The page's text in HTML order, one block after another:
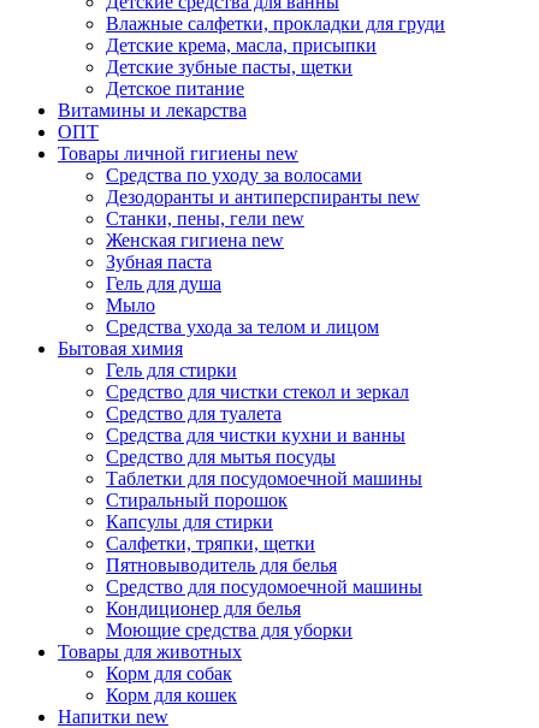
Влажные салфетки, прокладки для груди
Детские крема, масла, присыпки
Детские зубные пасты, щетки
Детское питание
Витамины и лекарства
ОПТ
Товары личной гигиены new
Средства по уходу за волосами
Дезодоранты и антиперспиранты new
Станки, пены, гели new
Женская гигиена new
Зубная паста
Гель для душа
Мыло
Средства ухода за телом и лицом
Бытовая химия
Гель для стирки
Средство для чистки стекол и зеркал
Средство для туалета
Средства для чистки кухни и ванны
Средство для мытья посуды
Таблетки для посудомоечной машины
Стиральный порошок
Капсулы для стирки
Салфетки, тряпки, щетки
Пятновыводитель для белья
Средство для посудомоечной машины
Кондиционер для белья
Моющие средства для уборки
Товары для животных
Корм для собак
Корм для кошек
Напитки new